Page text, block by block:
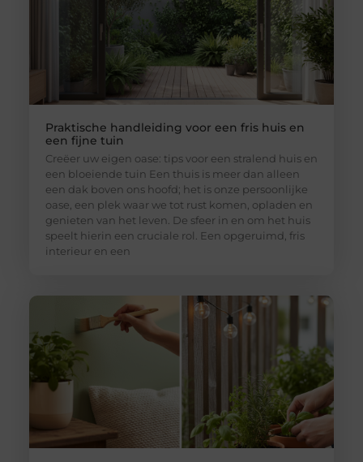
Praktische handleiding voor een fris huis en
een fijne tuin
Creëer uw eigen oase: tips voor een stralend huis en
een bloeiende tuin Een thuis is meer dan alleen
een dak boven ons hoofd; het is onze persoonlijke
oase, een plek waar we tot rust komen, opladen en
genieten van het leven. De sfeer in en om het huis
speelt hierin een cruciale rol. Een opgeruimd, fris
interieur en een